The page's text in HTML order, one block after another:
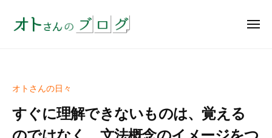
の
ブ
4
0
余
メ
オトさんの日々
すぐに理解できないものは、覚える
さ
ロ